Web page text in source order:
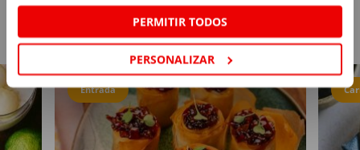
PERMITIR TODOS
PERSONALIZAR
Receitas
Entrada